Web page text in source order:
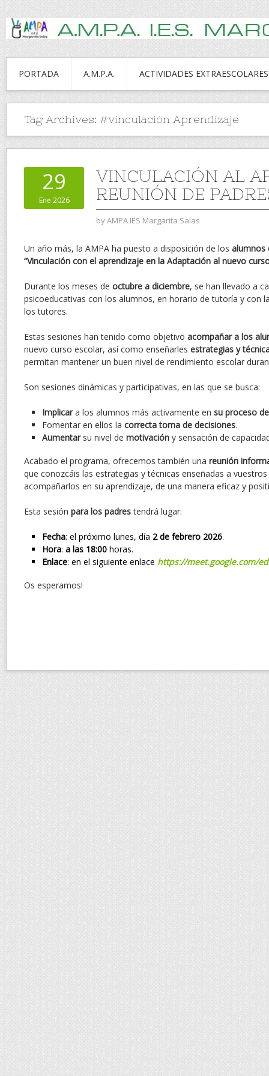
PORTADA A.M.P.A. ACTIVIDADES EXTRAESCOLARES
Tag Archives: #vinculación Aprendizaje
29
Ene 2026
VINCULACIÓN AL
REUNIÓN DE
byAMPA IES Margarita Salas
Un año más, la AMPA ha puesto a disposición de los alumnos
“Vinculación con el aprendizaje en la Adaptación al nuevo
Durante los meses de octubre a diciembre, se han llevado a
psicoeducativas con los alumnos, en horario de tutoría y con
los tutores.
Estas sesiones han tenido como objetivo acompañar a los
nuevo curso escolar, así como enseñarles estrategias y
permitan mantener un buen nivel de rendimiento escolar
Son sesiones dinámicas y participativas, en las que se busca:
Implicara los alumnos más activamente en su proceso
Fomentar en ellos la correcta toma de decisiones.
Aumentarsu nivel de motivación y sensación de
Acabado el programa, ofrecemos también una reunión
que conozcáis las estrategias y técnicas enseñadas a
acompañarlos en su aprendizaje, de una manera eficaz y
Esta sesión para los padrestendrá lugar:
Fecha: el próximo lunes, día 2 de febrero 2026.
Hora: a las 18:00 horas.
Enlace: en el siguiente enlace https://meet.google.com/
Os esperamos!